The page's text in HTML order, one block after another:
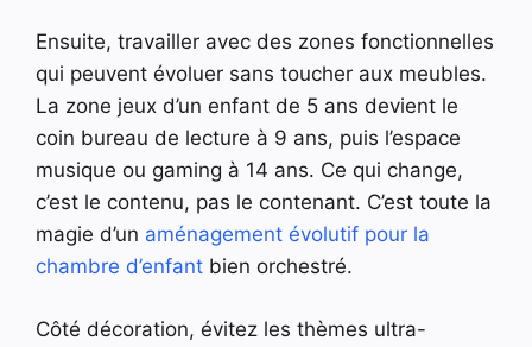
Ensuite, travailler avec des zones fonctionnelles
qui peuvent évoluer sans toucher aux meubles.
La zone jeux d’un enfant de 5 ans devient le
coin bureau de lecture à 9 ans, puis l’espace
musique ou gaming à 14 ans. Ce qui change,
c’est le contenu, pas le contenant. C’est toute la
magie d’un aménagement évolutif pour la
chambre d’enfant bien orchestré.
Côté décoration, évitez les thèmes ultra-